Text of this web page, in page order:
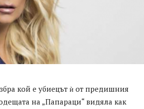
кой е убиецът ѝ от предишния
на „Папараци“ видяла как